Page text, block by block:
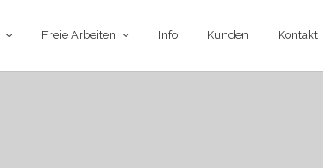
Freie Arbeiten Info Kunden Kontakt